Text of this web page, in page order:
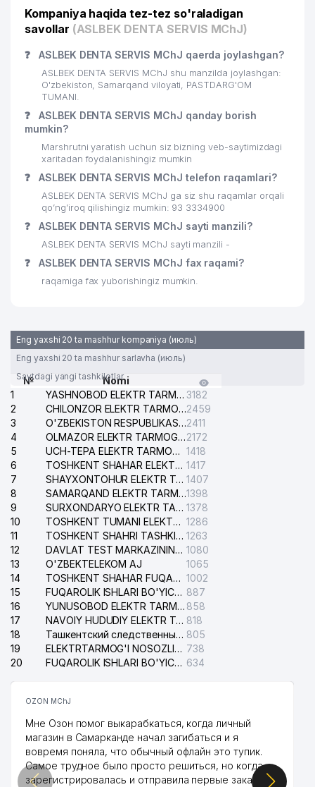
Kompaniya haqida tez-tez so'raladigan
savollar (ASLBEK DENTA SERVIS MChJ)
❓ ASLBEK DENTA SERVIS MChJ qaerda joylashgan?
ASLBEK DENTA SERVIS MChJ shu manzilda joylashgan:
O'zbekiston, Samarqand viloyati, PASTDARG'OM
TUMANI.
❓
ASLBEK DENTA SERVIS MChJ qanday borish
mumkin?
Marshrutni yaratish uchun siz bizning veb-saytimizdagi
xaritadan foydalanishingiz mumkin
❓ ASLBEK DENTA SERVIS MChJ telefon raqamlari?
ASLBEK DENTA SERVIS MChJ ga siz shu raqamlar orqali
qo’ng’iroq qilishingiz mumkin: 93 3334900
❓ ASLBEK DENTA SERVIS MChJ sayti manzili?
ASLBEK DENTA SERVIS MChJ sayti manzili -
❓ ASLBEK DENTA SERVIS MChJ fax raqami?
raqamiga fax yuborishingiz mumkin.
Eng yaxshi 20 ta mashhur kompaniya (июль)
Eng yaxshi 20 ta mashhur sarlavha (июль)
Saytdagi yangi tashkilotlar
№
Nomi
1
YASHNOBOD ELEKTR TARMOG'I NOSOZLIKLARI XIZMATI 3182
2
CHILONZOR ELEKTR TARMOG'I NOSOZLIK XIZMATI2459
3
O'ZBEKISTON RESPUBLIKASI BOSH PROKURATURASI ISHONCH TELEFONI2411
4
OLMAZOR ELEKTR TARMOG'I NOSOZLIKLARI XIZMATI2172
5
UCH-TEPA ELEKTR TARMOG'I NOSOZLIKLARI XIZMATI 1418
6
TOSHKENT SHAHAR ELEKTR TARMOQLARI KORXONASI AJ 1417
7
SHAYXONTOHUR ELEKTR TARMOG'I NOSOZLIKLARINI TUZATISH XIZMATI 1407
8
SAMARQAND ELEKTR TARMOQLARI AJ1398
9
SURXONDARYO ELEKTR TARMOQLARI AJ 1378
10
TOSHKENT TUMANI ELEKTR TARMOG'I AVARIYA XIZMATI 1286
11
TOSHKENT SHAHRI TASHKILOT TELEFONLARI HAQIDA MA'LUMOT BYUROSI 1263
12
DAVLAT TEST MARKAZINING ISHONCH TELEFONLARI 1080
13
O'ZBEKTELEKOM AJ
1065
14
TOSHKENT SHAHAR FUQAROLIK ISHLARI BO'YICHA SUDI 1002
15
FUQAROLIK ISHLARI BO'YICHA YAKKASAROY TUMANLARARO SUDI 887
16
YUNUSOBOD ELEKTR TARMOG'I NOSOZLIKLARI XIZMATI 858
17
NAVOIY HUDUDIY ELEKTR TARMOQLARI KORXONASI AJ 818
18
Ташкентский следственный изолятор 805
19
ELEKTRTARMOG'I NOSOZLIKLARINI TO'ZATISH SERGELI XIZMATI 738
20
FUQAROLIK ISHLARI BO'YICHA UCH-TEPA TUMANI SUDI 634
OZON MChJ
Мне Озон помог выкарабкаться, когда личный
магазин в Самарканде начал загибаться и я
вовремя поняла, что обычный офлайн это тупик.
Самое трудное было просто решиться, но когда
зарегистрировалась и отправила первые заказы,